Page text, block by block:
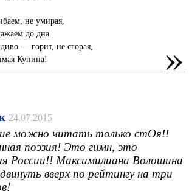
не умирая,
до дна.
— горит, не сгорая,
Купина!
»
24.07.2015
можно читать только стОя!!
поэзия! Это гимн, это
России!! Максимилиана Волошина
вверх по рейтингу на три